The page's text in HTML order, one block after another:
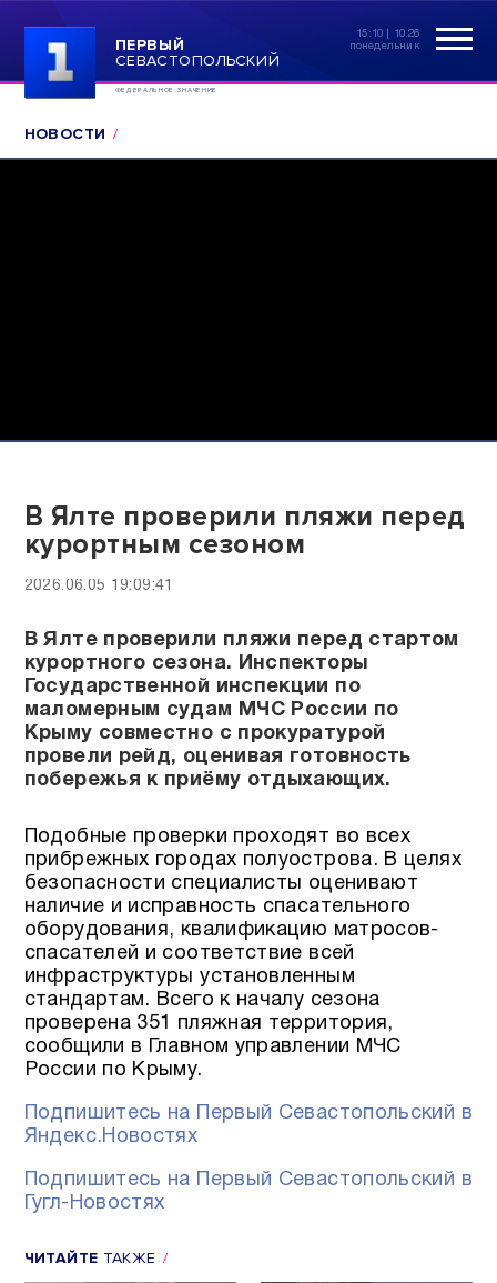
ПЕРВЫЙ
СЕВАСТОПОЛЬСКИЙ
ФЕДЕРАЛЬНОЕ ЗНАЧЕНИЕ
15:10 | 10.26
понедельник
НОВОСТИ
В Ялте проверили пляжи перед
курортным сезоном
2026.06.05 19:09:41
В Ялте проверили пляжи перед стартом
курортного сезона. Инспекторы
Государственной инспекции по
маломерным судам МЧС России по
Крыму совместно с прокуратурой
провели рейд, оценивая готовность
побережья к приёму отдыхающих.
Подобные проверки проходят во всех
прибрежных городах полуострова. В целях
безопасности специалисты оценивают
наличие и исправность спасательного
оборудования, квалификацию матросов-
спасателей и соответствие всей
инфраструктуры установленным
стандартам. Всего к началу сезона
проверена 351 пляжная территория,
сообщили в Главном управлении МЧС
России по Крыму.
Подпишитесь на Первый Севастопольский в
Яндекс.Новостях
Подпишитесь на Первый Севастопольский в
Гугл-Новостях
ЧИТАЙТЕ ТАКЖЕ